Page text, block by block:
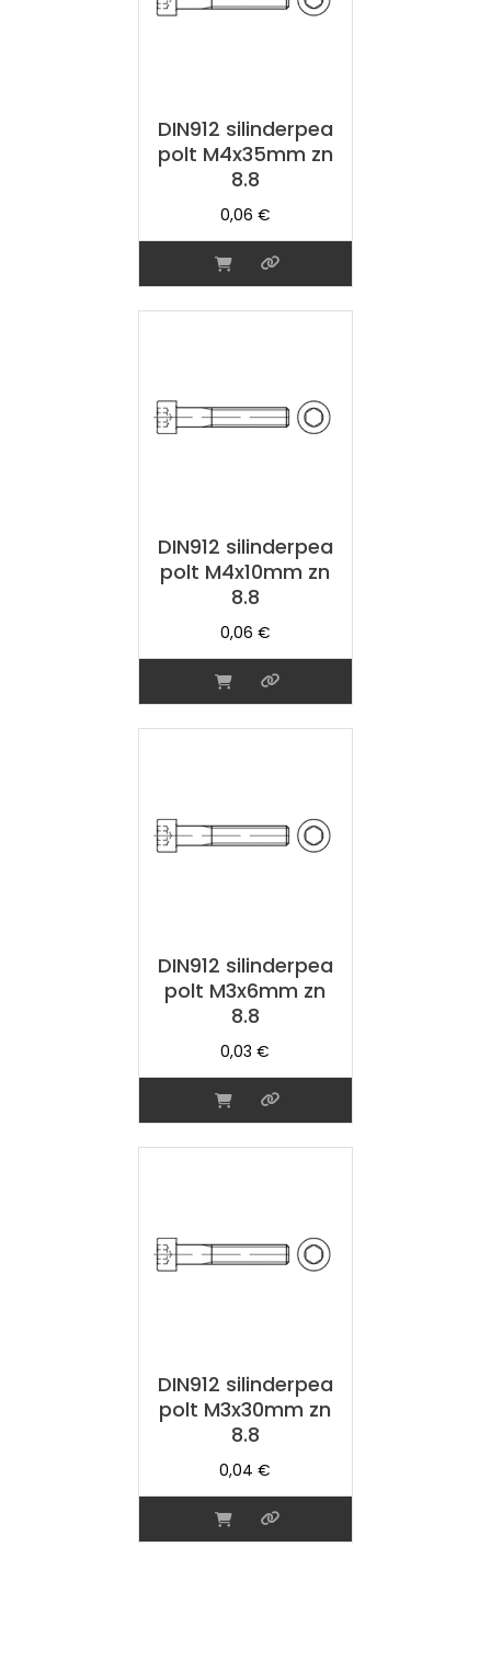
DIN912 silinderpea
polt M4x35mm zn
8.8
0,06 €
DIN912 silinderpea
polt M4x10mm zn
8.8
0,06 €
DIN912 silinderpea
polt M3x6mm zn
8.8
0,03€
DIN912 silinderpea
polt M3x30mm zn
8.8
0,04€